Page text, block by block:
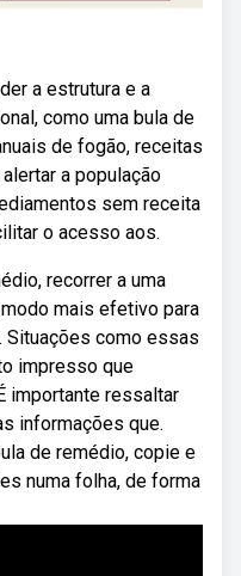
a estrutura e a
como uma bula de
de fogão, receitas
a população
sem receita
o acesso aos.
recorrer a uma
mais efetivo para
Situações como essas
impresso que
importante ressaltar
informações que.
de remédio, copie e
numa folha, de forma